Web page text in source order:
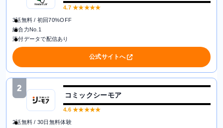
4.7★★★★★
3話無料 / 初回70%OFF
総合力No.1
添付データで配信あり
公式サイトへ
2
コミックシーモア
4.6★★★★★
2話無料 / 30日無料体験